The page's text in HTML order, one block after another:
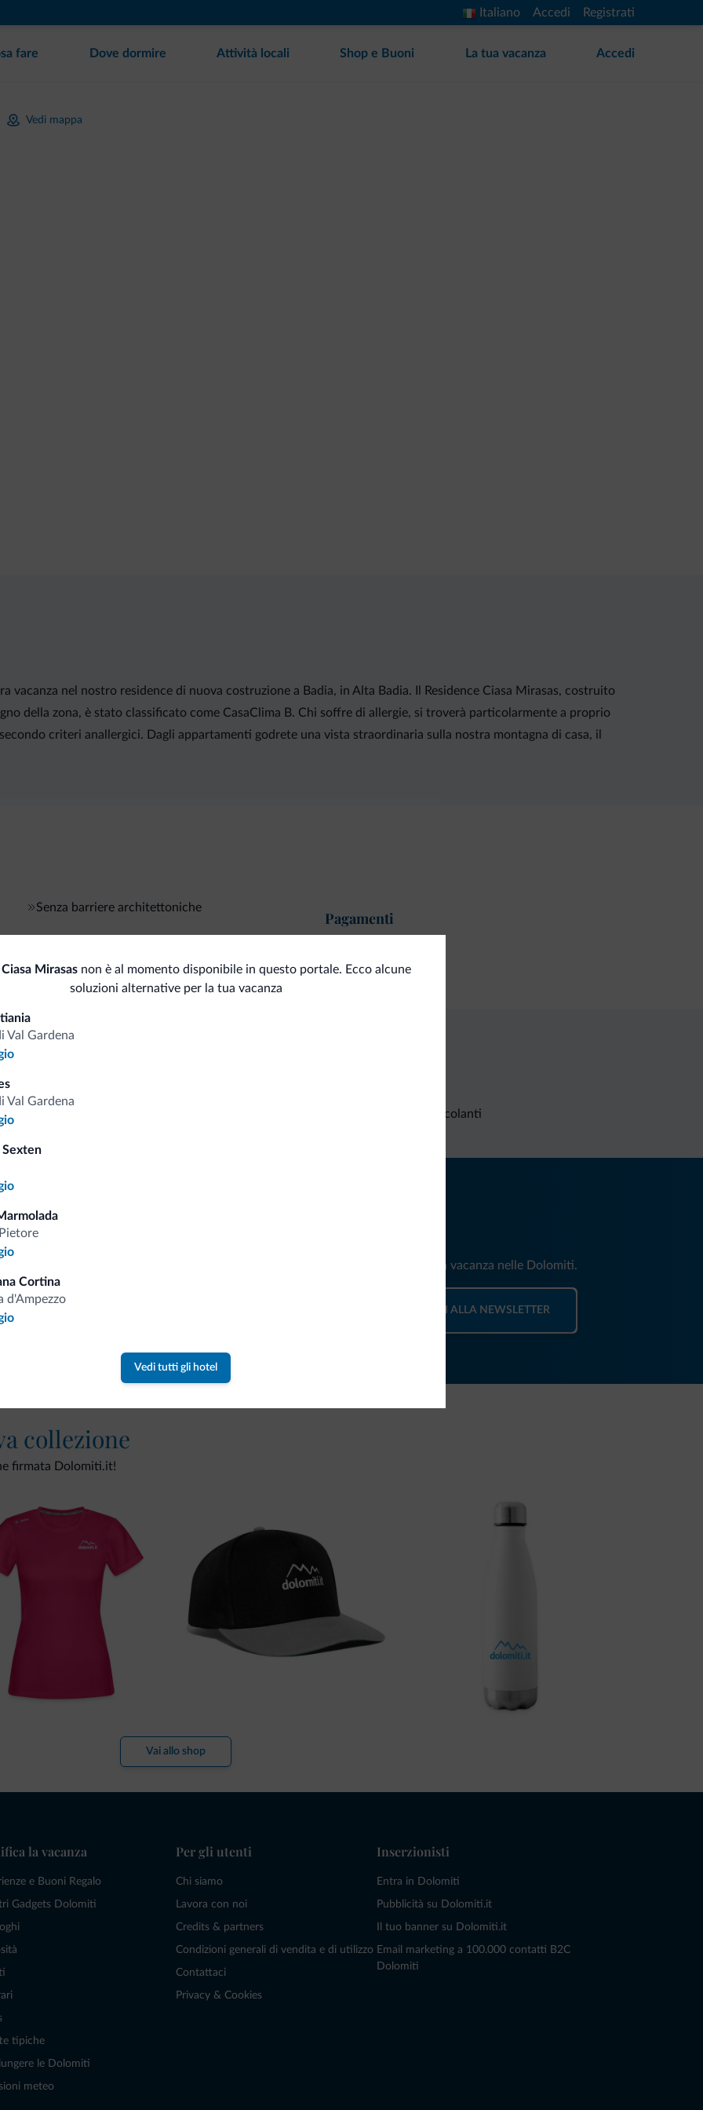
Italiano Accedi Registrati
fare Dove dormire Attività locali Shop e Buoni La tua vacanza Accedi
Vedi mappa
vacanza nel nostro residence di nuova costruzione a Badia, in Alta Badia. Il Residence Ciasa Mirasas, costruito
della zona, è stato classificato come CasaClima B. Chi soffre di allergie, si troverà particolarmente a proprio
criteri anallergici. Dagli appartamenti godrete una vista straordinaria sulla nostra montagna di casa, il
Senza barriere architettoniche
Wi-Fi gratuito
Pagamenti
Mirasasnon è al momento disponibile in questo portale. Ecco alcune
soluzioni alternative per la tua vacanza
Val Gardena
Val Gardena
Sexten
Cortina
d'Ampezzo
Vedi tutti gli hotel
Richieste non vincolanti
Riceverai informazioni, offerte esclusive e news per la tua vacanza nelle Dolomiti.
ISCRIVITI ALLA NEWSLETTER
collezione
firmata Dolomiti.it!
Vai allo shop
la vacanza
e Buoni Regalo
Gadgets Dolomiti
tipiche
le Dolomiti
meteo
Per gli utenti
Chi siamo
Lavora con noi
Credits & partners
Condizioni generali di vendita e di utilizzo
Contattaci
Privacy & Cookies
Inserzionisti
Entra in Dolomiti
Pubblicità su Dolomiti.it
Il tuo banner su Dolomiti.it
Email marketing a 100.000 contatti B2C
Dolomiti